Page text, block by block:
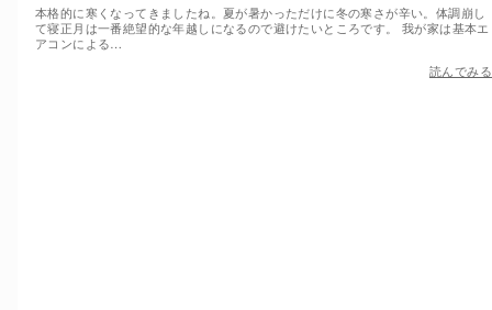
本格的に寒くなってきましたね。夏が暑かっただけに冬の寒さが辛い。体調崩し
て寝正月は一番絶望的な年越しになるので避けたいところです。 我が家は基本エ
アコンによる…
読んでみる